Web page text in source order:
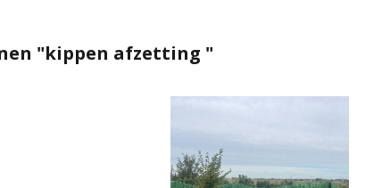
"kippen afzetting "